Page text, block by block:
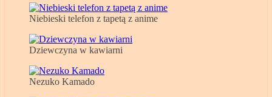
Niebieski telefon z tapetą z anime
Dziewczyna w kawiarni
Nezuko Kamado